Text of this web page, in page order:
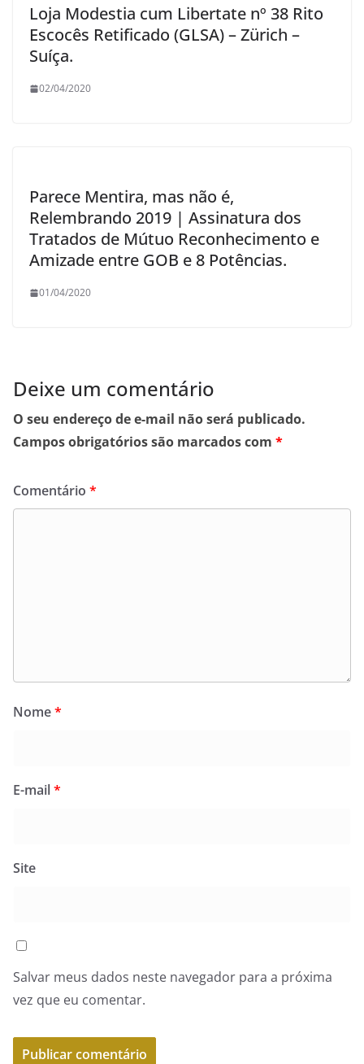
Loja Modestia cum Libertate nº 38 Rito
Escocês Retificado (GLSA) – Zürich –
Suíça.
02/04/2020
Parece Mentira, mas não é,
Relembrando 2019 | Assinatura dos
Tratados de Mútuo Reconhecimento e
Amizade entre GOB e 8 Potências.
01/04/2020
Deixe um comentário
O seu endereço de e-mail não será publicado.
Campos obrigatórios são marcados com *
Comentário *
Nome*
E-mail*
Site
Salvar meus dados neste navegador para a próxima
vez que eu comentar.